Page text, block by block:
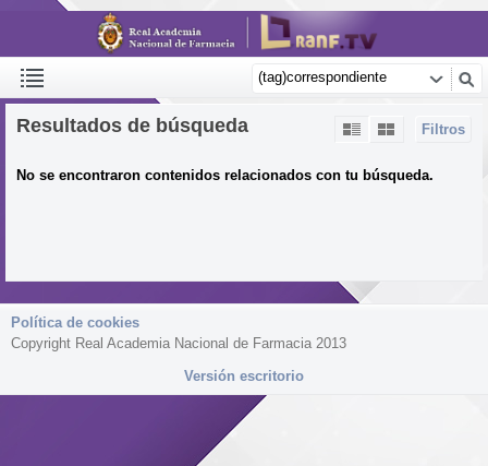
Filtros
Resultados de búsqueda
No se encontraron contenidos relacionados con tu búsqueda.
Política de cookies
Copyright Real Academia Nacional de Farmacia 2013
Versión escritorio